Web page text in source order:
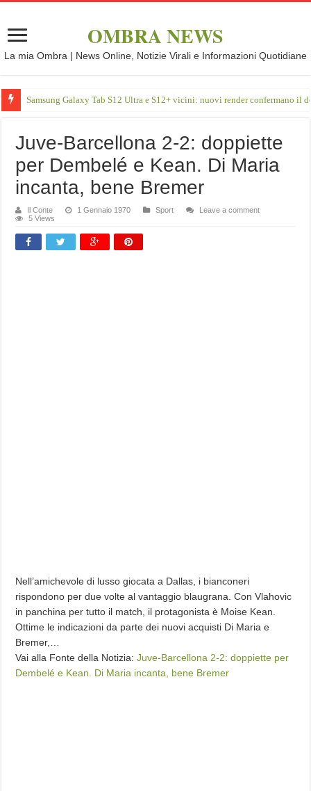
OMBRA NEWS
La mia Ombra | News Online, Notizie Virali e Informazioni Quotidiane
Samsung Galaxy Tab S12 Ultra e S12+ vicini: nuovi render confermano il
Juve-Barcellona 2-2: doppiette
per Dembelé e Kean. Di Maria
incanta, bene Bremer
Il Conte 1 Gennaio 1970 Sport
Leave a comment
5 Views
Nell’amichevole di lusso giocata a Dallas, i bianconeri
rispondono per due volte al vantaggio blaugrana. Con Vlahovic
in panchina per tutto il match, il protagonista è Moise Kean.
Ottime le indicazioni da parte dei nuovi acquisti Di Maria e
Bremer,…
Vai alla Fonte della Notizia:Juve-Barcellona 2-2: doppiette per
Dembelé e Kean. Di Maria incanta, bene Bremer